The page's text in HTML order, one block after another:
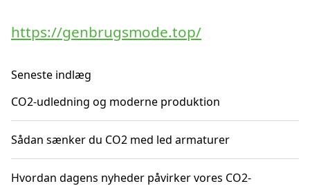
https://genbrugsmode.top/
Seneste indlæg
CO2-udledning og moderne produktion
Sådan sænker du CO2 med led armaturer
Hvordan dagens nyheder påvirker vores CO2-